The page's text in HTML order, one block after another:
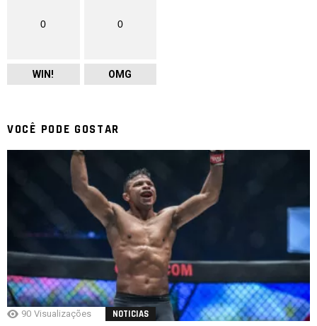
0
WIN!
0
OMG
VOCÊ PODE GOSTAR
90 Visualizações NOTICIAS